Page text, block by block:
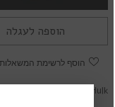
הוספה לעגלה
הוסף לרשימת המשאלות
22mm Hulk